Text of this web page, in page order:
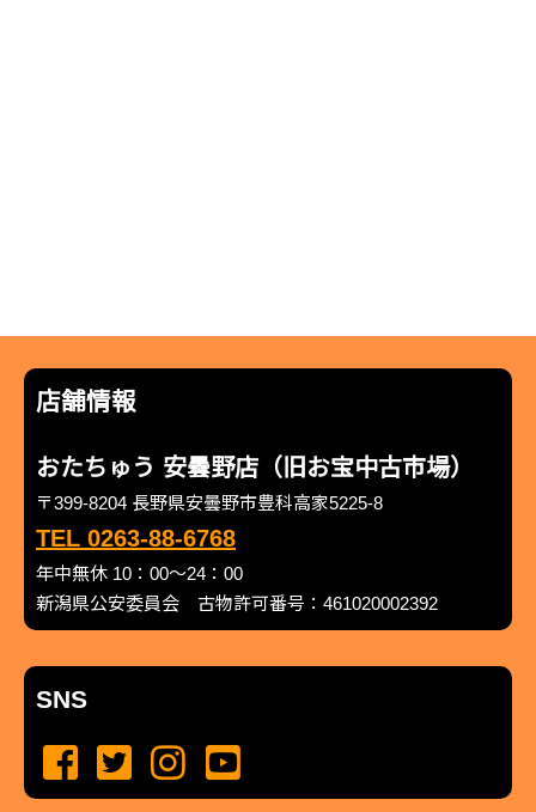
店舗情報
おたちゅう 安曇野店（旧お宝中古市場）
〒399-8204 長野県安曇野市豊科高家5225-8
TEL 0263-88-6768
年中無休 10：00～24：00
新潟県公安委員会 古物許可番号：461020002392
SNS